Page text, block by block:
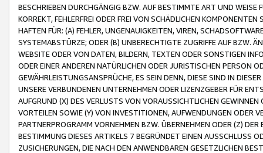
BESCHRIEBEN DURCHGÄNGIG BZW. AUF BESTIMMTE ART UND
KORREKT, FEHLERFREI ODER FREI VON SCHÄDLICHEN
HAFTEN FÜR: (A) FEHLER, UNGENAUIGKEITEN, VIREN,
SYSTEMABSTÜRZE; ODER (B) UNBERECHTIGTE ZUGRIFFE AUF BZW.
WEBSITE ODER VON DATEN, BILDERN, TEXTEN ODER SONSTIGEN
ODER EINER ANDEREN NATÜRLICHEN ODER JURISTISCHEN PERSON
GEWÄHRLEISTUNGSANSPRÜCHE, ES SEIN DENN, DIESE SIND IN
UNSERE VERBUNDENEN UNTERNEHMEN ODER LIZENZGEBER FÜR
AUFGRUND (X) DES VERLUSTS VON VORAUSSICHTLICHEN
VORTEILEN SOWIE (Y) VON INVESTITIONEN, AUFWENDUNGEN ODER
PARTNERPROGRAMM VORNEHMEN BZW. ÜBERNEHMEN ODER (Z)
BESTIMMUNG DIESES ARTIKELS 7 BEGRÜNDET EINEN AUSSCHLUSS
ZUSICHERUNGEN, DIE NACH DEN ANWENDBAREN GESETZLICHEN